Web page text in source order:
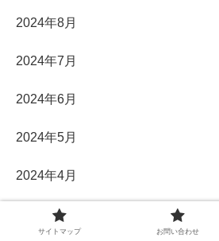
2024年8月
2024年7月
2024年6月
2024年5月
2024年4月
2024年3月
サイトマップ お問い合わせ